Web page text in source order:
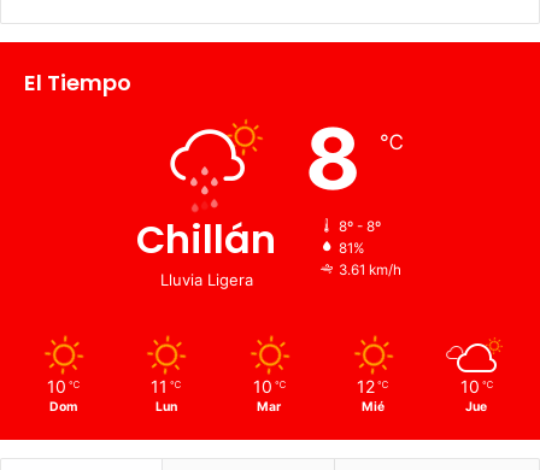
El Tiempo
Chillán
Lluvia Ligera
8 ℃
8º - 8º
81%
3.61 km/h
10 ℃
Dom
11 ℃
Lun
10 ℃
Mar
12 ℃
Mié
10 ℃
Jue